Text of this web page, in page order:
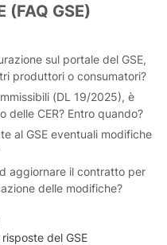
(FAQ GSE)
sul portale del GSE,
produttori o consumatori?
(DL 19/2025), è
delle CER? Entro quando?
al GSE eventuali modifiche
aggiornare il contratto per
delle modifiche?
del GSE